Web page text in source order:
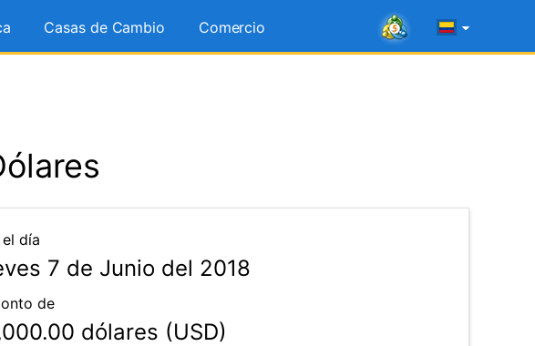
Casas de Cambio Comercio
el día
7 de Junio del 2018
de
dólares (USD)